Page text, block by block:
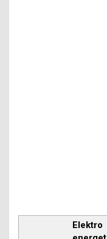
Elektro